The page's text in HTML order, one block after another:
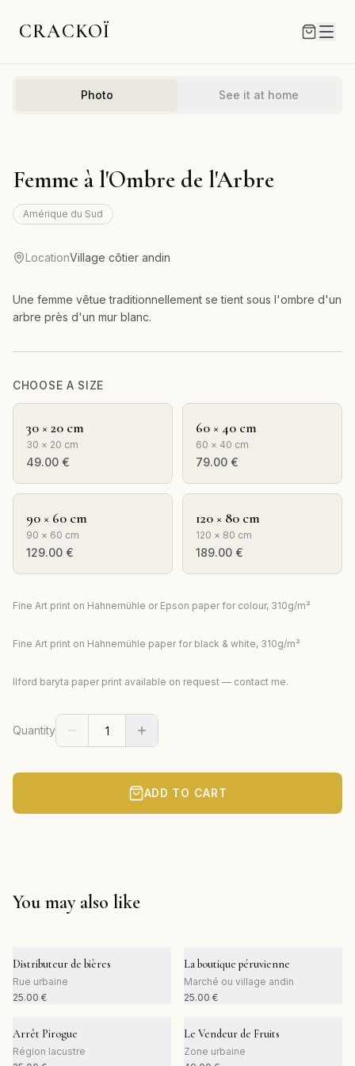
CRACKOÏ
Photo See it at home
Femme à l'Ombre de l'Arbre
Amérique du Sud
LocationVillage côtier andin
Une femme vêtue traditionnellement se tient sous l'ombre d'un
arbre près d'un mur blanc.
CHOOSE A SIZE
30 × 20 cm
30 × 20 cm
49.00 €
60 × 40 cm
60 × 40 cm
79.00 €
90 × 60 cm
90 × 60 cm
129.00 €
120 × 80 cm
120 × 80 cm
189.00 €
Fine Art print on Hahnemühle or Epson paper for colour, 310g/m²
Fine Art print on Hahnemühle paper for black & white, 310g/m²
Ilford baryta paper print available on request — contact me.
Quantity
ADD TO CART
You may also like
Distributeur de bières
Rue urbaine
25.00 €
La boutique péruvienne
Marché ou village andin
25.00 €
Arrêt Pirogue
Région lacustre
Le Vendeur de Fruits
Zone urbaine